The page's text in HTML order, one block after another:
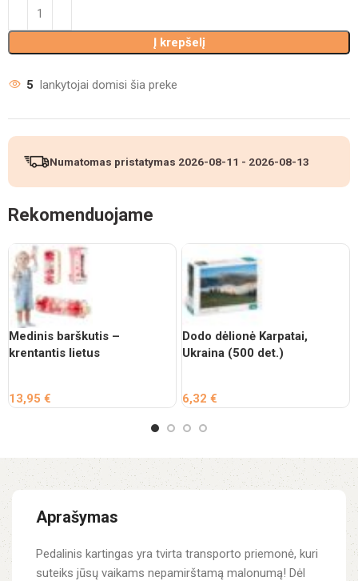
Į krepšelį
5 lankytojai domisi šia preke
Numatomas pristatymas 2026-08-11 - 2026-08-13
Rekomenduojame
Medinis barškutis –
krentantis lietus
13,95€
Dodo dėlionė Karpatai,
Ukraina (500 det.)
6,32 €
Aprašymas
Pedalinis kartingas yra tvirta transporto priemonė, kuri
suteiks jūsų vaikams nepamirštamą malonumą! Dėl